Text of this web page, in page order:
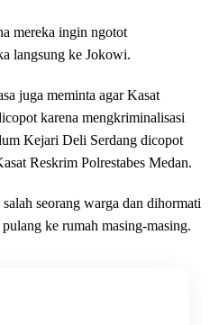
mereka ingin ngotot
langsung ke Jokowi.
juga meminta agar Kasat
karena mengkriminalisasi
Kejari Deli Serdang dicopot
Reskrim Polrestabes Medan.
seorang warga dan dihormati
ke rumah masing-masing.